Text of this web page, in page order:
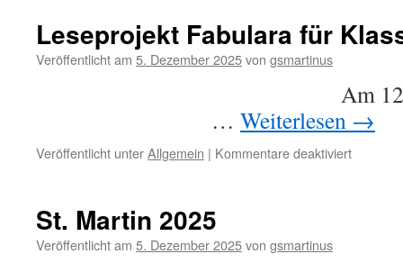
Leseprojekt Fabulara für
Veröffentlicht am 5. Dezember 2025von gsmartinus
Am 12.12.2025
… Weiterlesen →
Veröffentlicht unterAllgemein | Kommentare deaktiviertfür
St. Martin 2025
Veröffentlicht am 5. Dezember 2025von gsmartinus